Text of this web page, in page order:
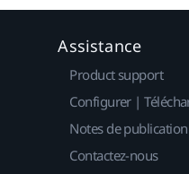
Assistance
Product support
Configurer |
Notes de publication
Contactez-nous